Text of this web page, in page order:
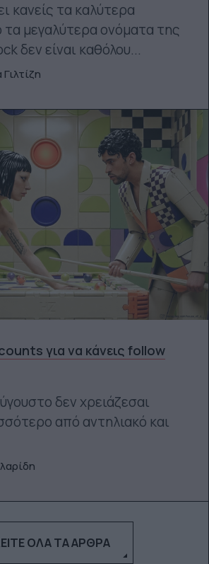
κανείς τα καλύτερα
μεγαλύτερα ονόματα της
δεν είναι καθόλου...
για να κάνεις follow
δεν χρειάζεσαι
από αντηλιακό και
ΌΛΑ ΤΑ ΆΡΘΡΑ